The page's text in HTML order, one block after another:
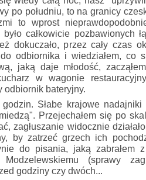
po południu, to na granicy
to wprost
całkowicie pozbawionych
dokuczało, przez cały czas
odbiornika i wiedziałem, co
jaką daje młodość,
w wagonie
odbiornik bateryjny.
Słabe krajowe nadajniki
Przejechałem się po
zagłuszanie widocznie
by zatrzeć grzech ich
do pisania, jaką zabrałem
Modzelewskiemu (sprawy
godziny czy dwóch...